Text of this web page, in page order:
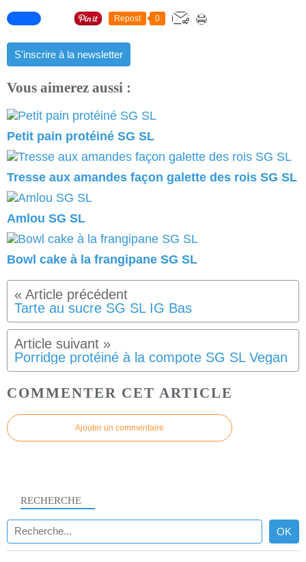
Repost 0
S'inscrire à la newsletter
Vous aimerez aussi :
Petit pain protéiné SG SL
Tresse aux amandes façon galette des rois SG SL
Amlou SG SL
Bowl cake à la frangipane SG SL
Tarte au sucre SG SL IG Bas
Porridge protéiné à la compote SG SL Vegan
COMMENTER CET ARTICLE
Ajouter un commentaire
RECHERCHE